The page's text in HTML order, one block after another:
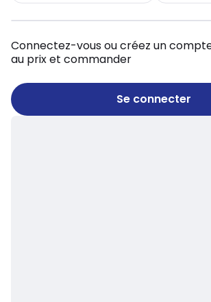
Connectez-vous ou créez un
au prix et commander
Se connecter